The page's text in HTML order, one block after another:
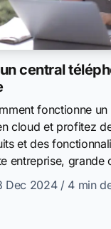
central
fonctionne un
cloud et profitez
et des
entreprise, grande
Dec 2024 / 4 min